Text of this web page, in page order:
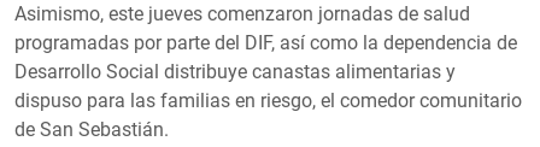
Asimismo, este jueves comenzaron jornadas de salud
programadas por parte del DIF, así como la dependencia de
Desarrollo Social distribuye canastas alimentarias y
dispuso para las familias en riesgo, el comedor comunitario
de San Sebastián.